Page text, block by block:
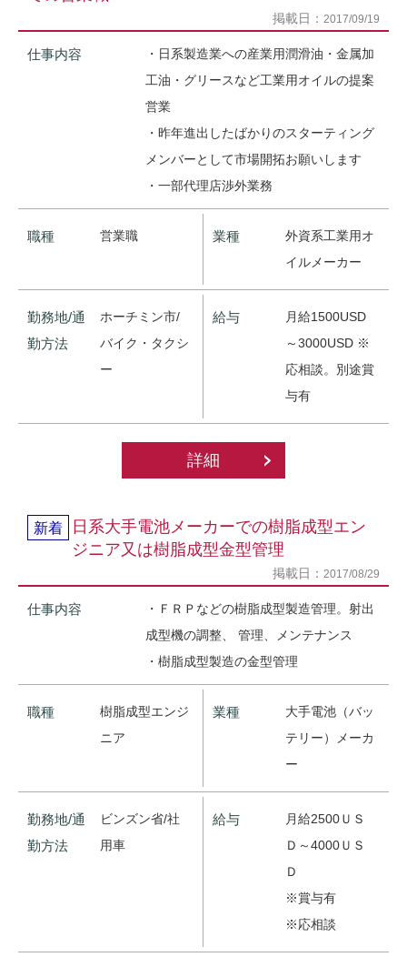
掲載日： 2017/09/19
仕事内容
・日系製造業への産業用潤滑油・金属加
工油・グリースなど工業用オイルの提案
営業
・昨年進出したばかりのスターティング
メンバーとして市場開拓お願いします
・一部代理店渉外業務
職種 営業職 業種
外資系工業用オ
イルメーカー
勤務地/通
勤方法
ホーチミン市/
バイク・タクシ
ー
給与
月給1500USD
～3000USD ※
応相談。別途賞
与有
詳細
新着
日系大手電池メーカーでの樹脂成型エン
ジニア又は樹脂成型金型管理
掲載日： 2017/08/29
仕事内容
・ＦＲＰなどの樹脂成型製造管理。射出
成型機の調整、 管理、メンテナンス
・樹脂成型製造の金型管理
職種
樹脂成型エンジ
ニア
業種
大手電池（バッ
テリー）メーカ
ー
勤務地/通
勤方法
ビンズン省/社
用車
給与
月給2500ＵＳ
Ｄ～4000ＵＳ
Ｄ
※賞与有
※応相談